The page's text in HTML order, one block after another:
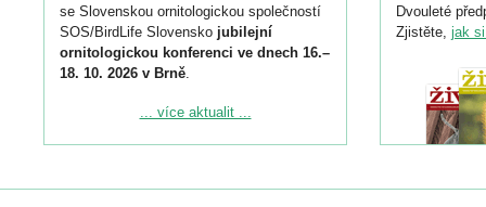
se Slovenskou ornitologickou společností
SOS/BirdLife Slovensko jubilejní
ornitologickou konferenci ve dnech 16.–
18. 10. 2026 v Brně.
Podrobnější informace ke konferenci
Registrovat se můžete do 6. září.
... více aktualit ...
Dvouleté
Zjistěte, jak